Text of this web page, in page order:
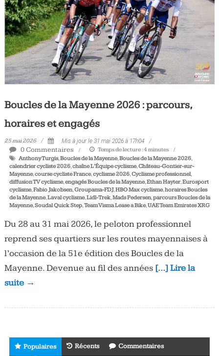
Boucles de la Mayenne 2026 : parcours,
horaires et engagés
25 mai 2026 Mis à jour le 31 mai 2026 à 17h04
0 Commentaires Temps de lecture :4 minutes
Anthony Turgis,Boucles de la Mayenne,Boucles de la Mayenne 2026,
calendrier cycliste 2026,chaîne L’Équipe cyclisme,Château-Gontier-sur-
Mayenne,course cycliste France,cyclisme 2026,Cyclisme professionnel,
diffusion TV cyclisme,engagés Boucles de la Mayenne,Ethan Hayter,Eurosport
cyclisme,Fabio Jakobsen,Groupama-FDJ,HBO Max cyclisme,horaires Boucles
de la Mayenne,Laval cyclisme,Lidl-Trek,Mads Pedersen,parcours Boucles de la
Mayenne,Soudal Quick Step,Team Visma Lease a Bike,UAE Team Emirates XRG
Du 28 au 31 mai 2026, le peloton professionnel
reprend ses quartiers sur les routes mayennaises à
l’occasion de la 51e édition des Boucles de la
Mayenne. Devenue au fil des années […] Lire la
suite →
Populaires Récents Commentaires